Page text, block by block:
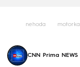
nehoda motorka
CNN Prima NEWS